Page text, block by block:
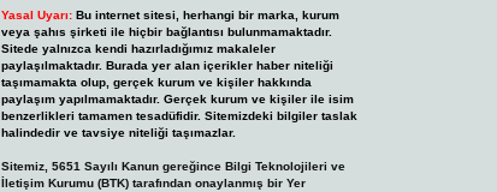
Yasal Uyarı: Bu internet sitesi, herhangi bir marka, kurum
veya şahıs şirketi ile hiçbir bağlantısı bulunmamaktadır.
Sitede yalnızca kendi hazırladığımız makaleler
paylaşılmaktadır. Burada yer alan içerikler haber niteliği
taşımamakta olup, gerçek kurum ve kişiler hakkında
paylaşım yapılmamaktadır. Gerçek kurum ve kişiler ile isim
benzerlikleri tamamen tesadüfidir. Sitemizdeki bilgiler taslak
halindedir ve tavsiye niteliği taşımazlar.
Sitemiz, 5651 Sayılı Kanun gereğince Bilgi Teknolojileri ve
İletişim Kurumu (BTK) tarafından onaylanmış bir Yer